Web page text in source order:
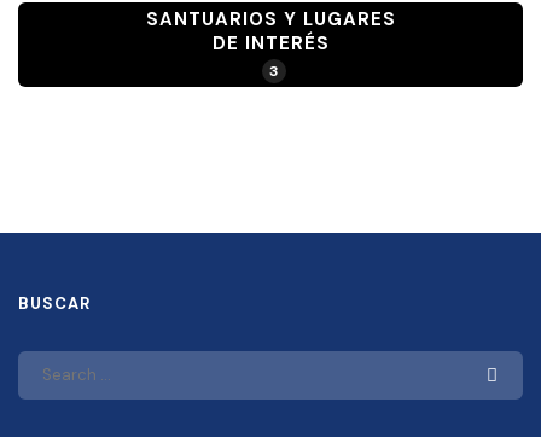
SANTUARIOS Y LUGARES
DE INTERÉS
3
BUSCAR